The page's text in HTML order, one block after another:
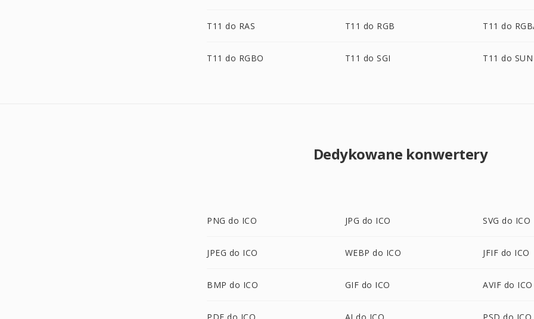
T11 do RAS T11 do RGB T11 do
T11 do RGBO T11 do SGI T11 do SUN
Dedykowane konwertery
PNG do ICO JPG do ICO SVG do ICO
JPEG do ICO WEBP do ICO JFIF do ICO
BMP do ICO GIF do ICO AVIF do ICO